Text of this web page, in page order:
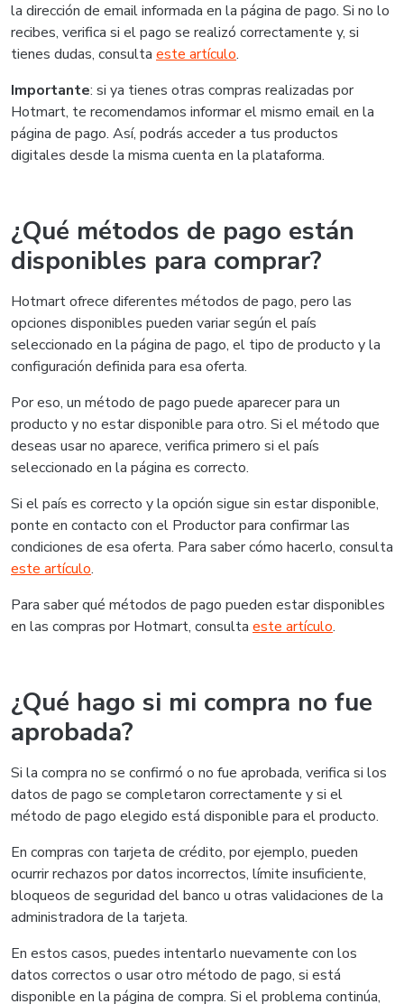
la dirección de email informada en la página de pago. Si no lo
recibes, verifica si el pago se realizó correctamente y, si
tienes dudas, consulta este artículo.
Importante: si ya tienes otras compras realizadas por
Hotmart, te recomendamos informar el mismo email en la
página de pago. Así, podrás acceder a tus productos
digitales desde la misma cuenta en la plataforma.
¿Qué métodos de pago están
disponibles para comprar?
Hotmart ofrece diferentes métodos de pago, pero las
opciones disponibles pueden variar según el país
seleccionado en la página de pago, el tipo de producto y la
configuración definida para esa oferta.
Por eso, un método de pago puede aparecer para un
producto y no estar disponible para otro. Si el método que
deseas usar no aparece, verifica primero si el país
seleccionado en la página es correcto.
Si el país es correcto y la opción sigue sin estar disponible,
ponte en contacto con el Productor para confirmar las
condiciones de esa oferta. Para saber cómo hacerlo, consulta
este artículo.
Para saber qué métodos de pago pueden estar disponibles
en las compras por Hotmart, consulta este artículo.
¿Qué hago si mi compra no fue
aprobada?
Si la compra no se confirmó o no fue aprobada, verifica si los
datos de pago se completaron correctamente y si el
método de pago elegido está disponible para el producto.
En compras con tarjeta de crédito, por ejemplo, pueden
ocurrir rechazos por datos incorrectos, límite insuficiente,
bloqueos de seguridad del banco u otras validaciones de la
administradora de la tarjeta.
En estos casos, puedes intentarlo nuevamente con los
datos correctos o usar otro método de pago, si está
disponible en la página de compra. Si el problema continúa,